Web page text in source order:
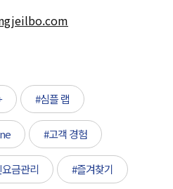
#심플 랩
#고객 경험
금관리 #즐겨찾기